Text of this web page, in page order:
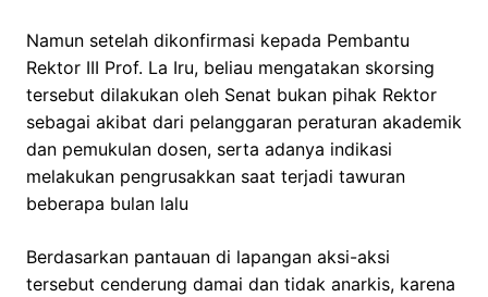
Namun setelah dikonfirmasi kepada Pembantu
Rektor III Prof. La Iru, beliau mengatakan skorsing
tersebut dilakukan oleh Senat bukan pihak Rektor
sebagai akibat dari pelanggaran peraturan akademik
dan pemukulan dosen, serta adanya indikasi
melakukan pengrusakkan saat terjadi tawuran
beberapa bulan lalu
Berdasarkan pantauan di lapangan aksi-aksi
tersebut cenderung damai dan tidak anarkis, karena